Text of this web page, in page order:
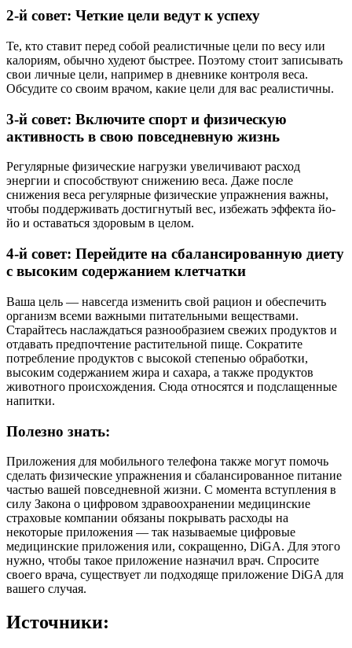
2-й совет: Четкие цели ведут к успеху
Те, кто ставит перед собой реалистичные цели по весу или
калориям, обычно худеют быстрее. Поэтому стоит записывать
свои личные цели, например в дневнике контроля веса.
Обсудите со своим врачом, какие цели для вас реалистичны.
3-й совет: Включите спорт и физическую
активность в свою повседневную жизнь
Регулярные физические нагрузки увеличивают расход
энергии и способствуют снижению веса. Даже после
снижения веса регулярные физические упражнения важны,
чтобы поддерживать достигнутый вес, избежать эффекта йо-
йо и оставаться здоровым в целом.
4-й совет: Перейдите на сбалансированную диету
с высоким содержанием клетчатки
Ваша цель — навсегда изменить свой рацион и обеспечить
организм всеми важными питательными веществами.
Старайтесь наслаждаться разнообразием свежих продуктов и
отдавать предпочтение растительной пище. Сократите
потребление продуктов с высокой степенью обработки,
высоким содержанием жира и сахара, а также продуктов
животного происхождения. Сюда относятся и подслащенные
напитки.
Полезно знать:
Приложения для мобильного телефона также могут помочь
сделать физические упражнения и сбалансированное питание
частью вашей повседневной жизни. С момента вступления в
силу Закона о цифровом здравоохранении медицинские
страховые компании обязаны покрывать расходы на
некоторые приложения — так называемые цифровые
медицинские приложения или, сокращенно, DiGA. Для этого
нужно, чтобы такое приложение назначил врач. Спросите
своего врача, существует ли подходяще приложение DiGA для
вашего случая.
Источники: